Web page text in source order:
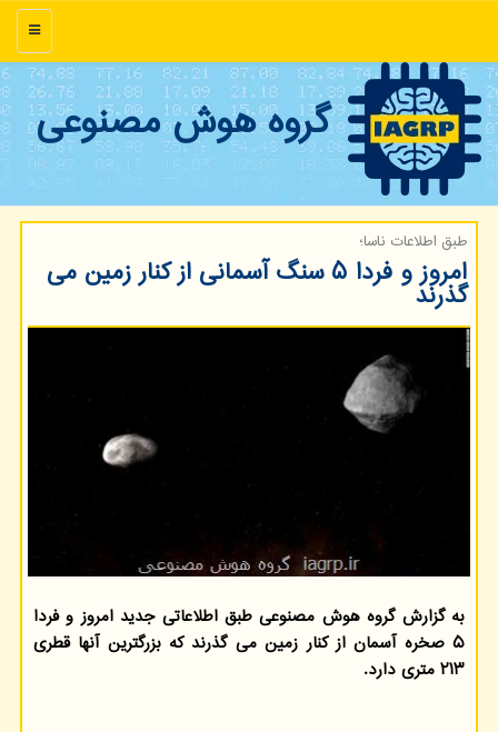
منو
گروه هوش مصنوعی
طبق اطلاعات ناسا؛
امروز و فردا ۵ سنگ آسمانی از كنار زمین می
گذرند
به گزارش گروه هوش مصنوعی طبق اطلاعاتی جدید امروز و فردا
۵ صخره آسمان از کنار زمین می گذرند که بزرگترین آنها قطری
۲۱۳ متری دارد.